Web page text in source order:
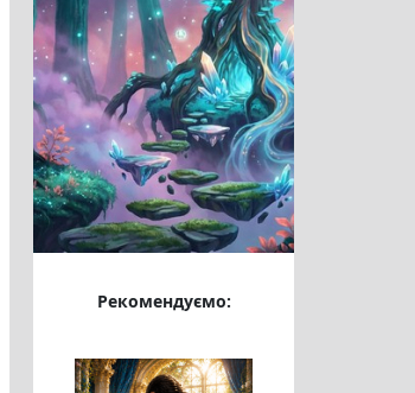
Рекомендуємо: